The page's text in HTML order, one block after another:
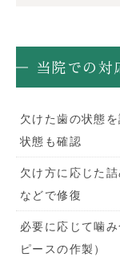
当院での対
欠けた歯の状態
状態も確認
欠け方に応じた
などで修復
必要に応じて噛
ピースの作製）